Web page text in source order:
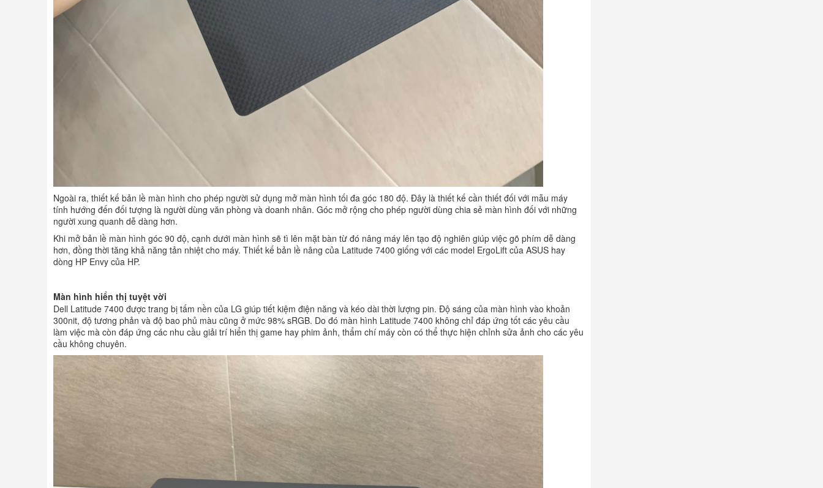
Ngoài ra, thiết kế bản lề màn hình cho phép người sử dụng mở màn hình tối đa góc 180 độ. Đây là thiết kế cần thiết đối với mẫu máy
tính hướng đến đối tượng là người dùng văn phòng và doanh nhân. Góc mở rộng cho phép người dùng chia sẻ màn hình đối với những
người xung quanh dễ dàng hơn.
Khi mở bản lề màn hình góc 90 độ, cạnh dưới màn hình sẽ tì lên mặt bàn từ đó nâng máy lên tạo độ nghiên giúp việc gõ phím dễ dàng
hơn, đồng thời tăng khả năng tản nhiệt cho máy. Thiết kế bản lề nâng của Latitude 7400 giống với các model ErgoLift của ASUS hay
dòng HP Envy của HP.
Màn hình hiển thị tuyệt vời
Dell Latitude 7400 được trang bị tấm nền của LG giúp tiết kiệm điện năng và kéo dài thời lượng pin. Độ sáng của màn hình vào khoản
300nit, độ tương phản và độ bao phủ màu cũng ở mức 98% sRGB. Do đó màn hình Latitude 7400 không chỉ đáp ứng tốt các yêu cầu
làm việc mà còn đáp ứng các nhu cầu giải trí hiển thị game hay phim ảnh, thẩm chí máy còn có thể thực hiện chỉnh sửa ảnh cho các yêu
cầu không chuyên.